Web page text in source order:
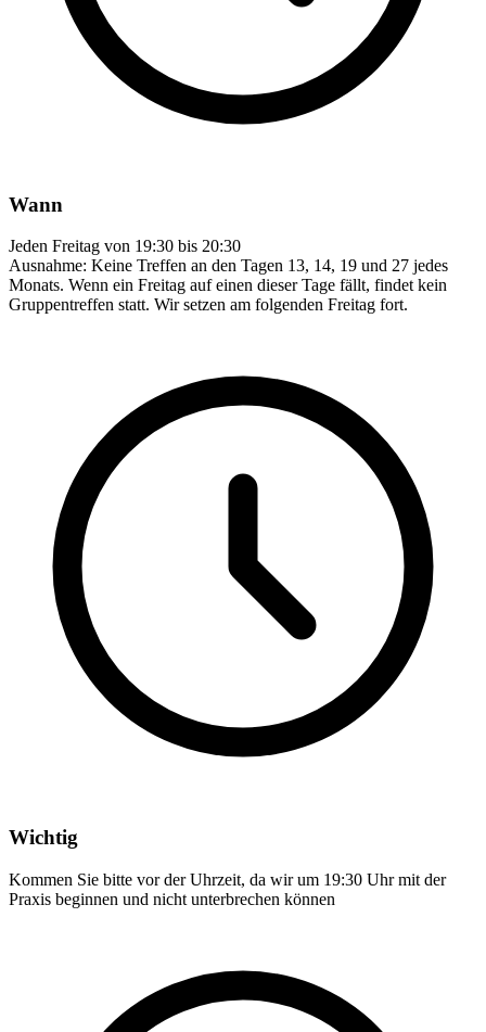
Wann
Jeden Freitag von 19:30 bis 20:30
Ausnahme: Keine Treffen an den Tagen 13, 14, 19 und 27 jedes
Monats. Wenn ein Freitag auf einen dieser Tage fällt, findet kein
Gruppentreffen statt. Wir setzen am folgenden Freitag fort.
Wichtig
Kommen Sie bitte vor der Uhrzeit, da wir um 19:30 Uhr mit der
Praxis beginnen und nicht unterbrechen können